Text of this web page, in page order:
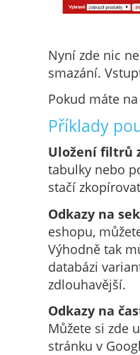
Nyní zde nic
smazání.
Pokud máte
Příklady
Uložení filtrů
tabulky nebo
stačí
Odkazy na
eshopu,
Výhodně tak
databázi
zdlouhavější.
Odkazy na
Můžete si zde
stránku v